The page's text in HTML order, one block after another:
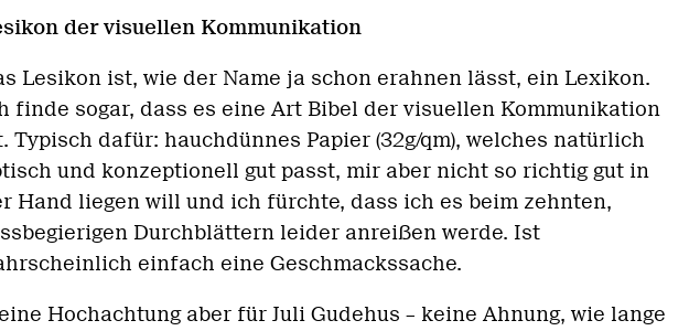
der visuellen Kommunikation
Lesikon ist, wie der Name ja schon erahnen lässt, ein Lexikon.
finde sogar, dass es eine Art Bibel der visuellen Kommunikation
Typisch dafür: hauchdünnes Papier (32g/qm), welches natürlich
und konzeptionell gut passt, mir aber nicht so richtig gut in
Hand liegen will und ich fürchte, dass ich es beim zehnten,
Durchblättern leider anreißen werde. Ist
einfach eine Geschmackssache.
Hochachtung aber für Juli Gudehus – keine Ahnung, wie lange